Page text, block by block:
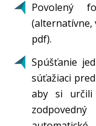
Povolený
(alternatívne,
pdf).
Spúšťanie
súťažiaci
aby si